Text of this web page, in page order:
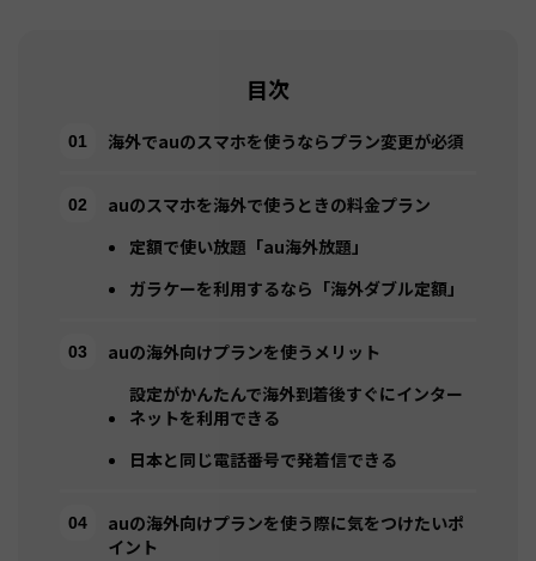
目次
海外でauのスマホを使うならプラン変更が必須
auのスマホを海外で使うときの料金プラン
定額で使い放題「au海外放題」
ガラケーを利用するなら「海外ダブル定額」
auの海外向けプランを使うメリット
設定がかんたんで海外到着後すぐにインター
ネットを利用できる
日本と同じ電話番号で発着信できる
auの海外向けプランを使う際に気をつけたいポ
イント